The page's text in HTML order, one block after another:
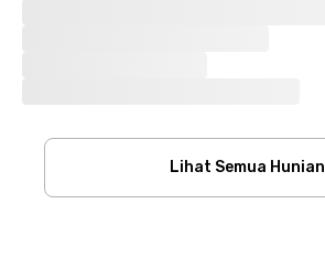
Lihat Semua Hunian